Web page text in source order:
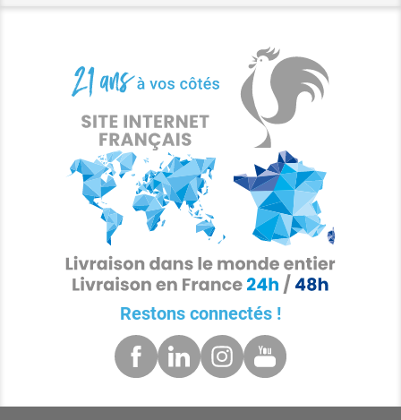
Restons connectés !